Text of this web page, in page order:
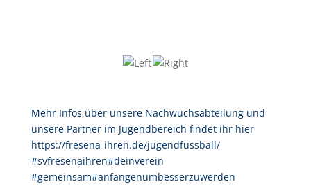
Mehr Infos über unsere Nachwuchsabteilung und
unsere Partner im Jugendbereich findet ihr hier
https://fresena-ihren.de/jugendfussball/
#svfresenaihren#deinverein
#gemeinsam#anfangenumbesserzuwerden